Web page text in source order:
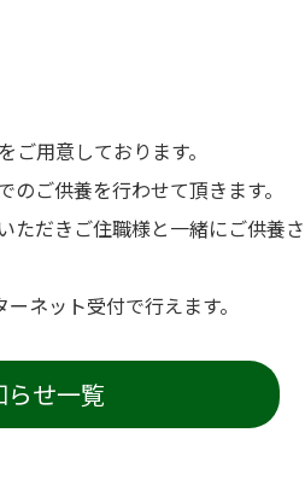
用意しております。
ご供養を行わせて頂きます。
だきご住職様と一緒にご供養さ
ネット受付で行えます。
らせ一覧